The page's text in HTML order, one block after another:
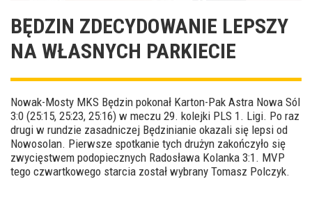
BĘDZIN ZDECYDOWANIE LEPSZY
NA WŁASNYCH PARKIECIE
Nowak-Mosty MKS Będzin pokonał Karton-Pak Astra Nowa Sól
3:0 (25:15, 25:23, 25:16) w meczu 29. kolejki PLS 1. Ligi. Po raz
drugi w rundzie zasadniczej Będzinianie okazali się lepsi od
Nowosolan. Pierwsze spotkanie tych drużyn zakończyło się
zwycięstwem podopiecznych Radosława Kolanka 3:1. MVP
tego czwartkowego starcia został wybrany Tomasz Polczyk.